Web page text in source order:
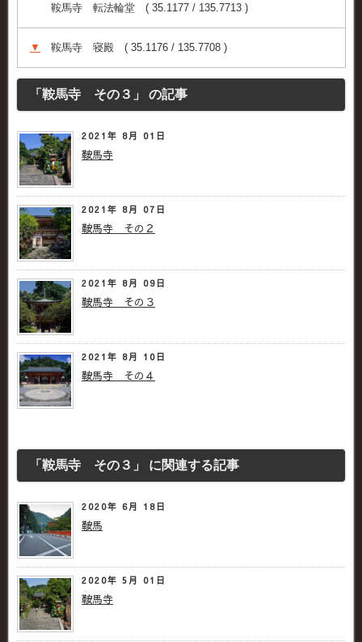
鞍馬寺 転法輪堂 ( 35.1177 / 135.7713 )
▼ 鞍馬寺 寝殿 ( 35.1176 / 135.7708 )
「鞍馬寺 その３」 の記事
2021年 8月 01日
鞍馬寺
2021年 8月 07日
鞍馬寺 その２
2021年 8月 09日
鞍馬寺 その３
2021年 8月 10日
鞍馬寺 その４
「鞍馬寺 その３」 に関連する記事
2020年 6月 18日
鞍馬
2020年 5月 01日
鞍馬寺